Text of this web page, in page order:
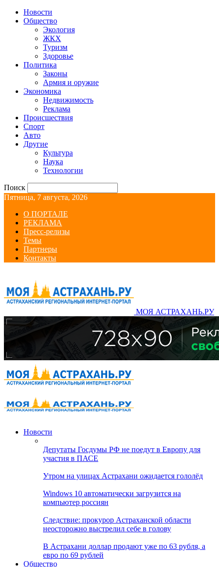
Новости
Общество
Экология
ЖКХ
Туризм
Здоровье
Политика
Законы
Армия и оружие
Экономика
Недвижимость
Реклама
Происшествия
Спорт
Авто
Другие
Культура
Наука
Технологии
Поиск
Пятница, 7 августа, 2026
О ПОРТАЛЕ
РЕКЛАМА
Пресс-релизы
Темы
Партнеры
Контакты
МОЯ АСТРАХАНЬ.РУ
Новости
Депутаты Госдумы РФ не поедут в Европу для
участия в ПАСЕ
Утром на улицах Астрахани ожидается гололёд
Windows 10 автоматически загрузится на
компьютер россиян
Следствие: прокурор Астраханской области
неосторожно выстрелил себе в голову
В Астрахани доллар продают уже по 63 рубля, а
евро по 69 рублей
Общество